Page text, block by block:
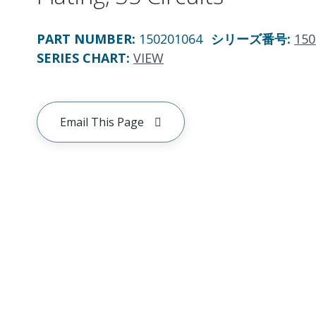
PART NUMBER: 150201064 シリーズ番号:
SERIES CHART: VIEW
Email This Page